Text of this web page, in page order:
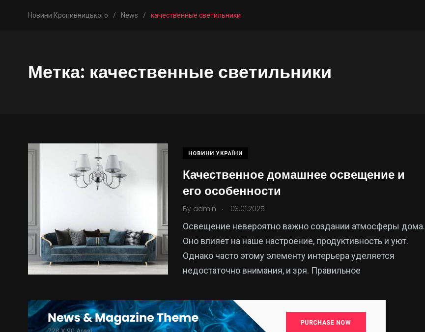
Новини Кропивницького / News / качественные светильники
Метка: качественные светильники
НОВИНИ УКРАЇНИ
Качественное домашнее освещение и
его особенности
By admin . 03.01.2025
Освещение невероятно важно создании атмосферы дома.
Оно влияет на наше настроение, продуктивность и уют.
Однако часто этому элементу интерьера уделяется
недостаточно внимания, и зря. Правильное